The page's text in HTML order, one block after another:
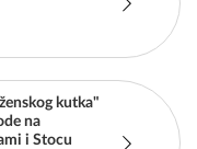
kutka"
na
i Stocu